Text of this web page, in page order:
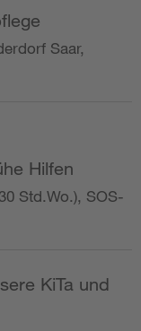
Saar,
Hilfen
Std.Wo.), SOS-
KiTa und